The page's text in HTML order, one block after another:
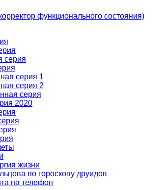
функционального состояния)
серия
серия 1
серия 2
серия
2020
жизни
по гороскопу друидов
на телефон